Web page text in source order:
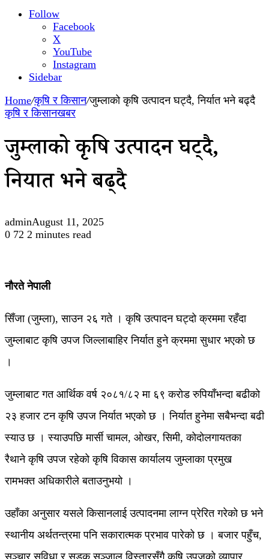
Follow
Facebook
X
YouTube
Instagram
Sidebar
Home/कृषि र किसान/जुम्लाको कृषि उत्पादन घट्दै, निर्यात भने बढ्दै
कृषि र किसानखबर
जुम्लाको कृषि उत्पादन घट्दै,
निर्यात भने बढ्दै
adminAugust 11, 2025
0 72 2 minutes read
नौरते नेपाली
सिँजा (जुम्ला), साउन २६ गते । कृषि उत्पादन घट्दो क्रममा रहँदा
जुम्लाबाट कृषि उपज जिल्लाबाहिर निर्यात हुने क्रममा सुधार भएको छ
।
जुम्लाबाट गत आर्थिक वर्ष २०८१/८२ मा ६९ करोड रुपियाँभन्दा बढीको
२३ हजार टन कृषि उपज निर्यात भएको छ । निर्यात हुनेमा सबैभन्दा बढी
स्याउ छ । स्याउपछि मार्सी चामल, ओखर, सिमी, कोदोलगायतका
रैथाने कृषि उपज रहेको कृषि विकास कार्यालय जुम्लाका प्रमुख
रामभक्त अधिकारीले बताउनुभयो ।
उहाँका अनुसार यसले किसानलाई उत्पादनमा लाग्न प्रेरित गरेको छ भने
स्थानीय अर्थतन्त्रमा पनि सकारात्मक प्रभाव पारेको छ । बजार पहुँच,